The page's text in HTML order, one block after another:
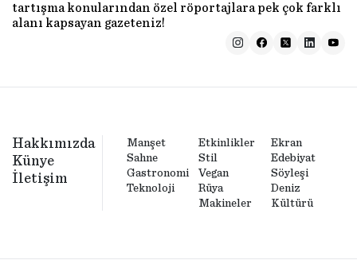
tartışma konularından özel röportajlara pek çok farklı
alanı kapsayan gazeteniz!
Hakkımızda
Künye
İletişim
Manşet Etkinlikler
Ekran
Sahne
Stil
Edebiyat
Gastronomi
Vegan
Söyleşi
Teknoloji
Rüya
Makineler
Deniz
Kültürü